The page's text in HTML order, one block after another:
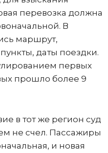
перевозка должна
В
маршрут,
даты поездки.
первых
прошло более 9
в тот же регион суд
не счел. Пассажиры
и новая